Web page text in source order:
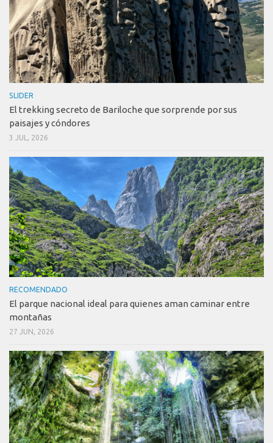
SLIDER
El trekking secreto de Bariloche que sorprende por sus
paisajes y cóndores
3 JUL, 2026
RECOMENDADO
El parque nacional ideal para quienes aman caminar entre
montañas
27 JUN, 2026